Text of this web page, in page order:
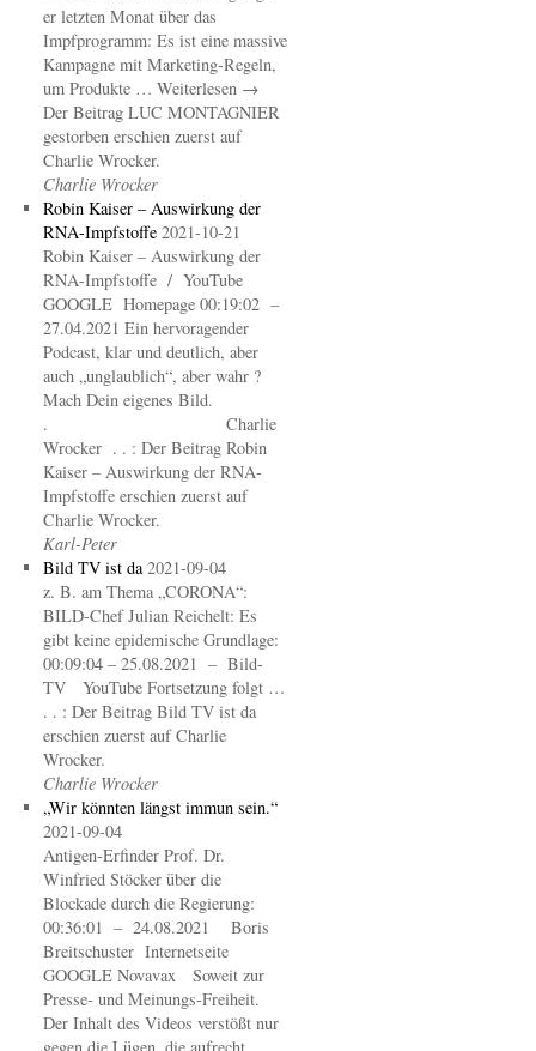
er letzten Monat über das
Impfprogramm: Es ist eine massive
Kampagne mit Marketing-Regeln,
um Produkte … Weiterlesen →
Der Beitrag LUC MONTAGNIER
gestorben erschien zuerst auf
Charlie Wrocker.
Charlie Wrocker
Robin Kaiser – Auswirkung der
RNA-Impfstoffe 2021-10-21
Robin Kaiser – Auswirkung der
RNA-Impfstoffe / YouTube
GOOGLE Homepage 00:19:02 –
27.04.2021 Ein hervoragender
Podcast, klar und deutlich, aber
auch „unglaublich“, aber wahr ?
Mach Dein eigenes Bild.
. Charlie
Wrocker . . : Der Beitrag Robin
Kaiser – Auswirkung der RNA-
Impfstoffe erschien zuerst auf
Charlie Wrocker.
Karl-Peter
Bild TV ist da 2021-09-04
z. B. am Thema „CORONA“:
BILD-Chef Julian Reichelt: Es
gibt keine epidemische Grundlage:
00:09:04 – 25.08.2021 – Bild-
TV YouTube Fortsetzung folgt …
. . : Der Beitrag Bild TV ist da
erschien zuerst auf Charlie
Wrocker.
Charlie Wrocker
„Wir könnten längst immun sein.“
2021-09-04
Antigen-Erfinder Prof. Dr.
Winfried Stöcker über die
Blockade durch die Regierung:
00:36:01 – 24.08.2021 Boris
Breitschuster Internetseite
GOOGLE Novavax Soweit zur
Presse- und Meinungs-Freiheit.
Der Inhalt des Videos verstößt nur